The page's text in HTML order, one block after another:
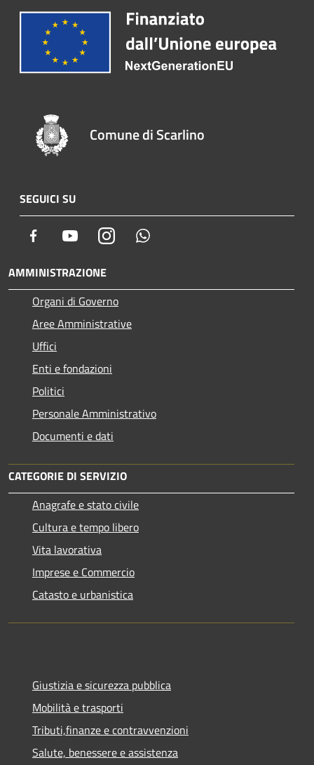
Comune di Scarlino
SEGUICI SU
Facebook YoutubeInstagram
AMMINISTRAZIONE
Organi di Governo
Aree Amministrative
Uffici
Enti e fondazioni
Politici
Personale Amministrativo
Documenti e dati
CATEGORIE DI SERVIZIO
Anagrafe e stato civile
Cultura e tempo libero
Vita lavorativa
Imprese e Commercio
Catasto e urbanistica
Giustizia e sicurezza pubblica
Mobilità e trasporti
Tributi,finanze e contravvenzioni
Salute, benessere e assistenza